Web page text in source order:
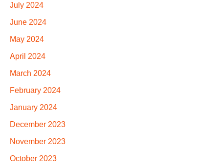
July 2024
June 2024
May 2024
April 2024
March 2024
February 2024
January 2024
December 2023
November 2023
October 2023